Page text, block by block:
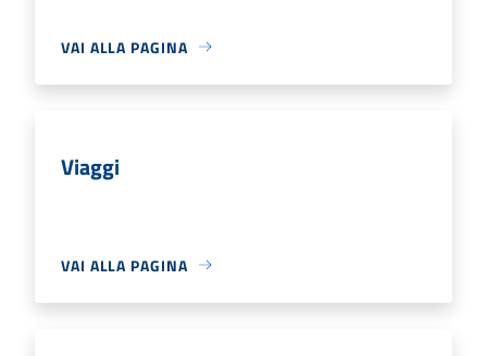
VAI ALLA PAGINA
Viaggi
VAI ALLA PAGINA